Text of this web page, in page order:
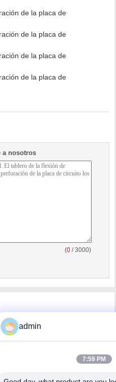
a nosotros
(0 / 3000)
del PWB
admin
7:59 PM